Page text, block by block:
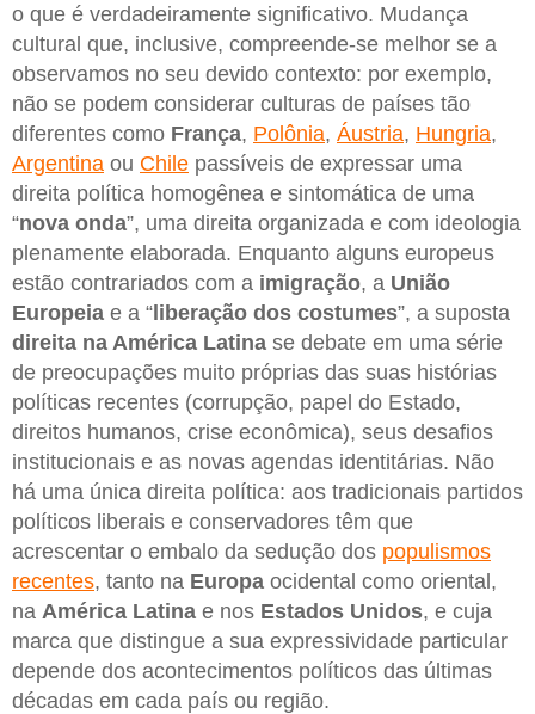
o que é verdadeiramente significativo. Mudança
cultural que, inclusive, compreende-se melhor se a
observamos no seu devido contexto: por exemplo,
não se podem considerar culturas de países tão
diferentes como França, Polônia, Áustria, Hungria,
Argentina ou Chile passíveis de expressar uma
direita política homogênea e sintomática de uma
“nova onda”, uma direita organizada e com ideologia
plenamente elaborada. Enquanto alguns europeus
estão contrariados com a imigração, a União
Europeia e a “liberação dos costumes”, a suposta
direita na América Latina se debate em uma série
de preocupações muito próprias das suas histórias
políticas recentes (corrupção, papel do Estado,
direitos humanos, crise econômica), seus desafios
institucionais e as novas agendas identitárias. Não
há uma única direita política: aos tradicionais partidos
políticos liberais e conservadores têm que
acrescentar o embalo da sedução dos populismos
recentes, tanto na Europa ocidental como oriental,
na América Latina e nos Estados Unidos, e cuja
marca que distingue a sua expressividade particular
depende dos acontecimentos políticos das últimas
décadas em cada país ou região.